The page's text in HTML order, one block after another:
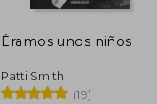
Éramos unos niños
Patti Smith
(19)